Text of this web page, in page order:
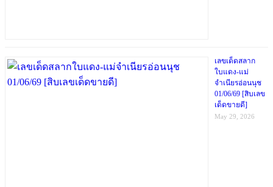
เลขเด็ดสลาก
ใบแดง-แม่
จำเนียรอ่อนนุช
01/06/69 [สิบเลข
เด็ดขายดี]
May 29, 2026